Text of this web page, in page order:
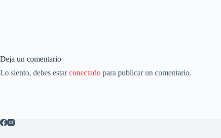
Deja un comentario
Lo siento, debes estarconectado para publicar un comentario.